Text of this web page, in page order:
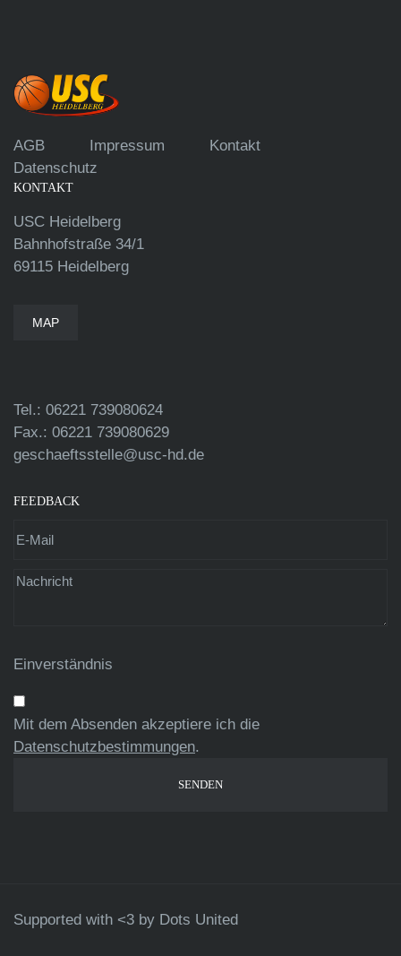
AGB Impressum
Kontakt
Datenschutz
KONTAKT
USC Heidelberg
Bahnhofstraße 34/1
69115 Heidelberg
MAP
Tel.: 06221 739080624
Fax.: 06221 739080629
geschaeftsstelle@usc-hd.de
FEEDBACK
Einverständnis
Mit dem Absenden akzeptiere ich die
Datenschutzbestimmungen.
Supported with <3 by Dots United